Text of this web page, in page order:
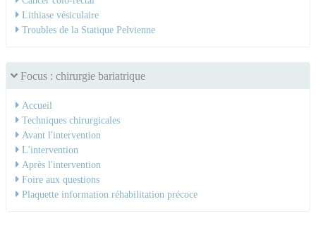
Lithiase vésiculaire
Troubles de la Statique Pelvienne
Focus : chirurgie bariatrique
Accueil
Techniques chirurgicales
Avant l'intervention
L'intervention
Après l'intervention
Foire aux questions
Plaquette information réhabilitation précoce